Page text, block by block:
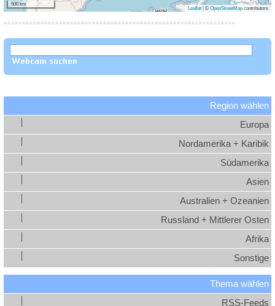
500 km
Leaflet © OpenStreetMap contributors
Region wählen
Europa
Nordamerika + Karibik
Südamerika
Asien
Australien + Ozeanien
Russland + Mittlerer Osten
Afrika
Sonstige
Thema wählen
RSS-Feeds